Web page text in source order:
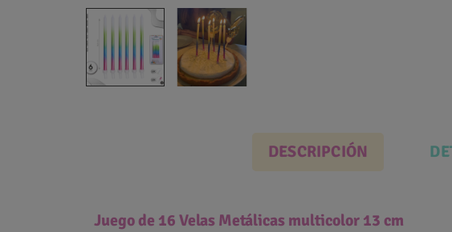
DESCRIPCIÓN
Juego de 16 Velas Metálicas multicolor 13 cm